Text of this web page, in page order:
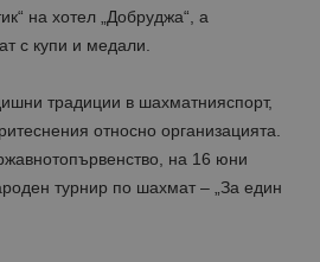
на хотел „Добруджа“, а
с купи и медали.
традиции в шахматнияспорт,
относно организацията.
на 16 юни
турнир по шахмат – „За един